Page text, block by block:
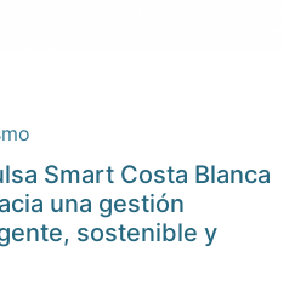
Smart Costa Blanca
una gestión
sostenible y